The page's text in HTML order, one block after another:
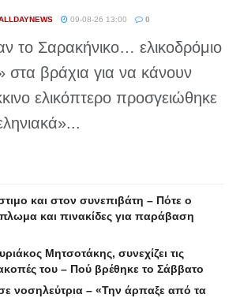
09-08-26 13:00 0
το Σαρακήνικο… ελικοδρόμιο
βράχια για να κάνουν
ελικόπτερο προσγειώθηκε
και στον συνεπιβάτη – Πότε ο
και πινακίδες για παράβαση
Μητσοτάκης, συνεχίζει τις
του – Πού βρέθηκε το Σάββατο
νοσηλεύτρια – «Την άρπαξε από τα